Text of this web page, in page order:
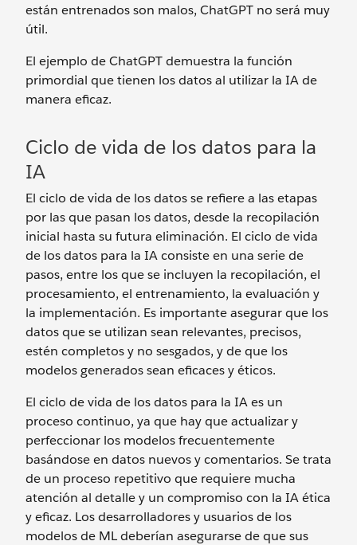
están entrenados son malos, ChatGPT no será muy
útil.
El ejemplo de ChatGPT demuestra la función
primordial que tienen los datos al utilizar la IA de
manera eficaz.
Ciclo de vida de los datos para la
IA
El ciclo de vida de los datos se refiere a las etapas
por las que pasan los datos, desde la recopilación
inicial hasta su futura eliminación. El ciclo de vida
de los datos para la IA consiste en una serie de
pasos, entre los que se incluyen la recopilación, el
procesamiento, el entrenamiento, la evaluación y
la implementación. Es importante asegurar que los
datos que se utilizan sean relevantes, precisos,
estén completos y no sesgados, y de que los
modelos generados sean eficaces y éticos.
El ciclo de vida de los datos para la IA es un
proceso continuo, ya que hay que actualizar y
perfeccionar los modelos frecuentemente
basándose en datos nuevos y comentarios. Se trata
de un proceso repetitivo que requiere mucha
atención al detalle y un compromiso con la IA ética
y eficaz. Los desarrolladores y usuarios de los
modelos de ML deberían asegurarse de que sus